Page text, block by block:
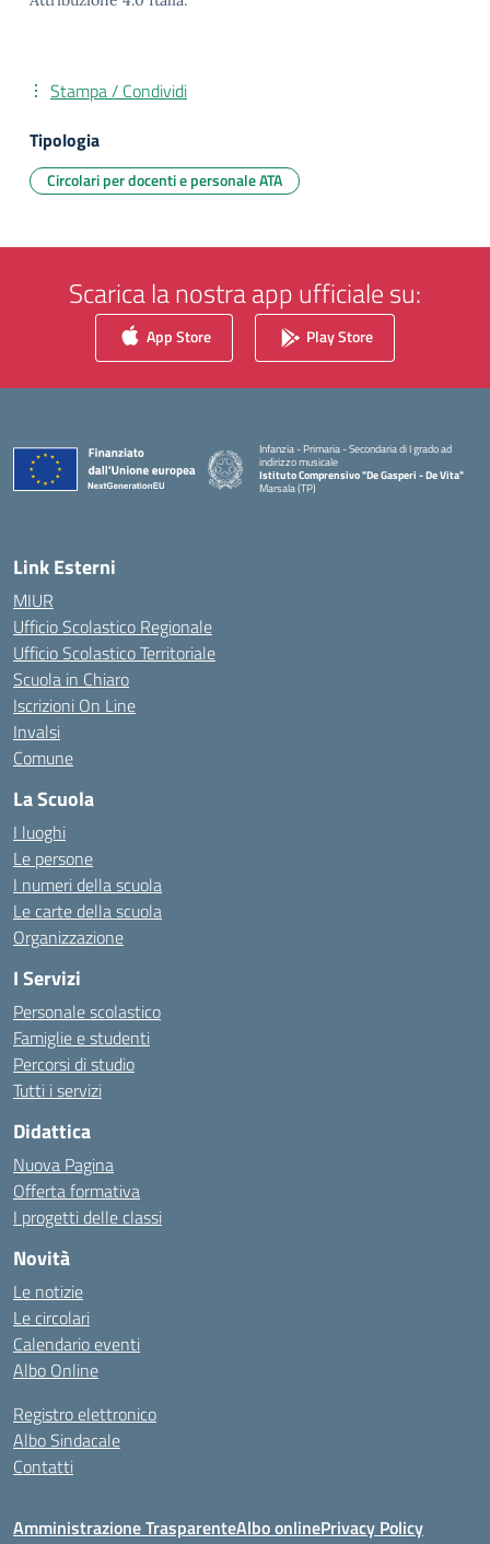
Stampa / Condividi
Tipologia
Circolari per docenti e personale ATA
Scarica la nostra app ufficiale su:
App Store Play Store
Infanzia - Primaria - Secondaria di I grado ad
indirizzo musicale
Istituto Comprensivo "De Gasperi - De Vita"
Marsala (TP)
Link Esterni
MIUR
Ufficio Scolastico Regionale
Ufficio Scolastico Territoriale
Scuola in Chiaro
Iscrizioni On Line
Invalsi
Comune
La Scuola
I luoghi
Le persone
I numeri della scuola
Le carte della scuola
Organizzazione
I Servizi
Personale scolastico
Famiglie e studenti
Percorsi di studio
Tutti i servizi
Didattica
Nuova Pagina
Offerta formativa
I progetti delle classi
Novità
Le notizie
Le circolari
Calendario eventi
Albo Online
Registro elettronico
Albo Sindacale
Contatti
Amministrazione TrasparenteAlbo onlinePrivacy Policy